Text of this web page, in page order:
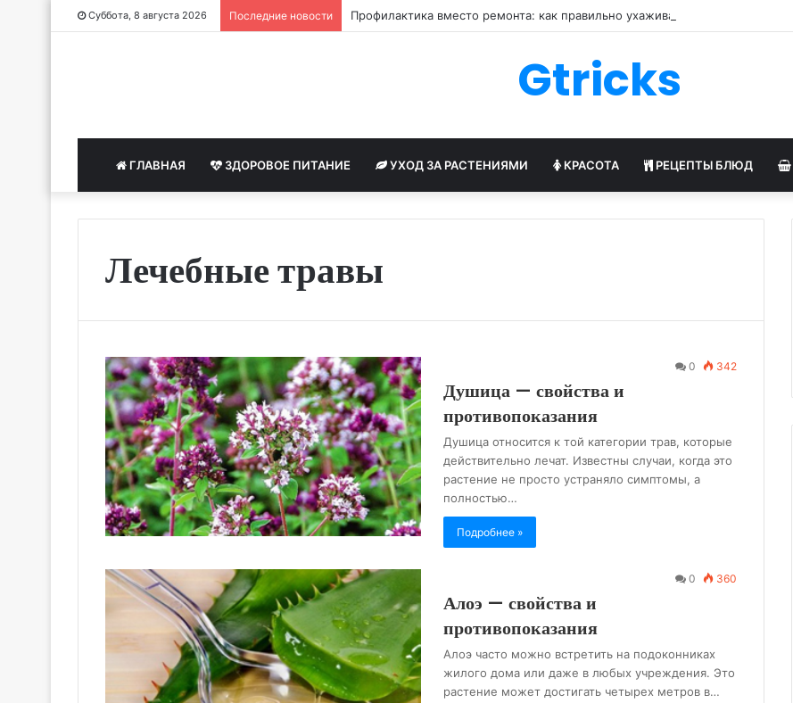
Суббота, 8 августа 2026 Последние новости Профилактика вместо ремонта: как правильно ухаживать за обувью
Gtricks
ГЛАВНАЯ ЗДОРОВОЕ ПИТАНИЕ УХОД ЗА РАСТЕНИЯМИ КРАСОТА РЕЦЕПТЫ БЛЮД
Лечебные травы
0 342
Душица — свойства и
противопоказания
Душица относится к той категории трав, которые
действительно лечат. Известны случаи, когда это
растение не просто устраняло симптомы, а
полностью…
Подробнее »
0 360
Алоэ — свойства и
противопоказания
Алоэ часто можно встретить на подоконниках
жилого дома или даже в любых учреждения. Это
растение может достигать четырех метров в…